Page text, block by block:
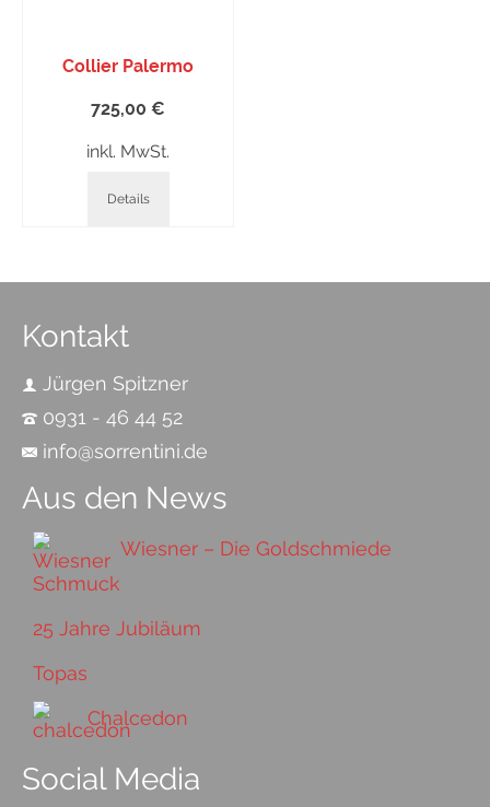
Collier Palermo
725,00 €
inkl. MwSt.
Details
Kontakt
Jürgen Spitzner
0931 - 46 44 52
info@sorrentini.de
Aus den News
Wiesner – Die Goldschmiede
25 Jahre Jubiläum
Topas
Chalcedon
Social Media